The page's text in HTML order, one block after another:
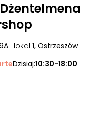
| lokal 1, Ostrzeszów
Dzisiaj:10:30-18:00